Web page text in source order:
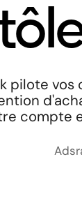
pilote
compte